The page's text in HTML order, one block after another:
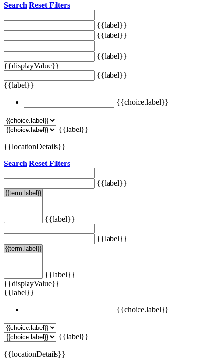
Search Reset Filters
{{label}}
{{label}}
{{label}}
{{displayValue}}
{{label}}
{{label}}
{{choice.label}}
{{label}}
{{locationDetails}}
Search Reset Filters
{{label}}
{{label}}
{{label}}
{{label}}
{{displayValue}}
{{label}}
{{choice.label}}
{{label}}
{{locationDetails}}